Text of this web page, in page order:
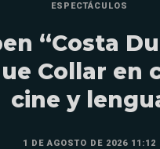
ESPECTÁCULOS
“Costa
Collar en
cine y
1 DE AGOSTO DE 2026 11:12